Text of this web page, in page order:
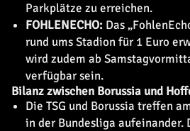
Parkplätze zu erreichen.
FOHLENECHO: Das
rund ums Stadion für 1 Euro
wird zudem ab
verfügbar sein.
Bilanz zwischen Borussia und
Die TSG und Borussia treffen
in der Bundesliga aufeinander.